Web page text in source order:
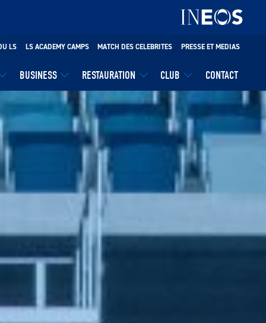
BUSINESS RESTAURATION CLUB CONTACT
LS LS ACADEMY CAMPS MATCH DES CELEBRITES PRESSE ET MEDIAS